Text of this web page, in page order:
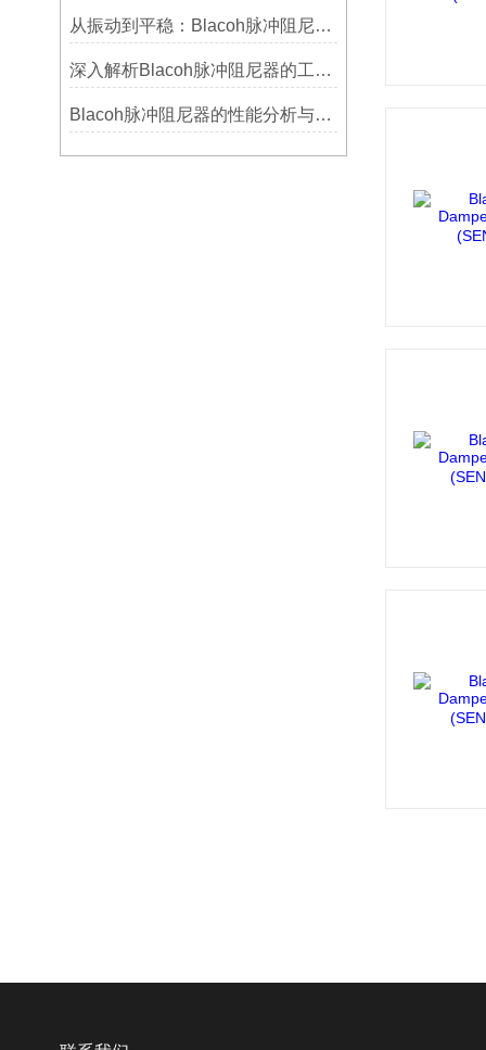
从振动到平稳：Blacoh脉冲阻尼器在泵系统中的应用
深入解析Blacoh脉冲阻尼器的工作原理与应用
Blacoh脉冲阻尼器的性能分析与测试方法